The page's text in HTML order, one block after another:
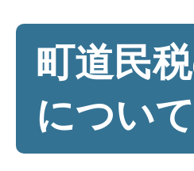
町道民
について